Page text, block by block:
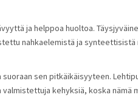
ja helppoa huoltoa.
nahkaelemistä ja
sen pitkäikäisyyteen.
kehyksiä, koska nämä